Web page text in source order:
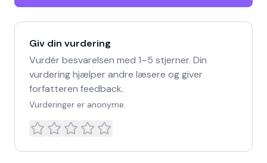
Giv din vurdering
Vurdér besvarelsen med 1–5 stjerner. Din
vurdering hjælper andre læsere og giver
forfatteren feedback.
Vurderinger er anonyme.